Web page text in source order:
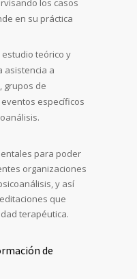
los casos
en su práctica
teórico y
asistencia a
grupos de
específicos
para poder
organizaciones
y así
que
terapéutica.
de